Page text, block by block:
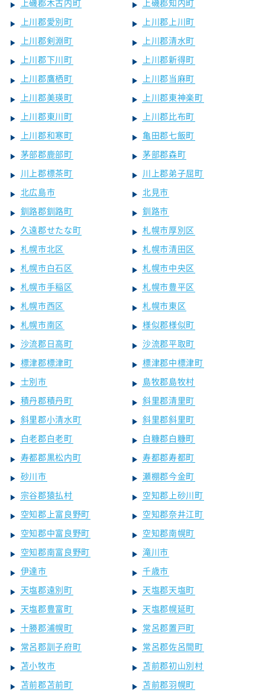
上川郡愛別町
上川郡上川町
上川郡剣淵町
上川郡清水町
上川郡下川町
上川郡新得町
上川郡鷹栖町
上川郡当麻町
上川郡美瑛町
上川郡東神楽町
上川郡東川町
上川郡比布町
上川郡和寒町
亀田郡七飯町
茅部郡鹿部町
茅部郡森町
川上郡標茶町
川上郡弟子屈町
北広島市
北見市
釧路郡釧路町
釧路市
久遠郡せたな町
札幌市厚別区
札幌市北区
札幌市清田区
札幌市白石区
札幌市中央区
札幌市手稲区
札幌市豊平区
札幌市西区
札幌市東区
札幌市南区
様似郡様似町
沙流郡日高町
沙流郡平取町
標津郡標津町
標津郡中標津町
士別市
島牧郡島牧村
積丹郡積丹町
斜里郡清里町
斜里郡小清水町
斜里郡斜里町
白老郡白老町
白糠郡白糠町
寿都郡黒松内町
寿都郡寿都町
砂川市
瀬棚郡今金町
宗谷郡猿払村
空知郡上砂川町
空知郡上富良野町
空知郡奈井江町
空知郡中富良野町
空知郡南幌町
空知郡南富良野町
滝川市
伊達市
千歳市
天塩郡遠別町
天塩郡天塩町
天塩郡豊富町
天塩郡幌延町
十勝郡浦幌町
常呂郡置戸町
常呂郡訓子府町
常呂郡佐呂間町
苫小牧市
苫前郡初山別村
苫前郡苫前町
苫前郡羽幌町